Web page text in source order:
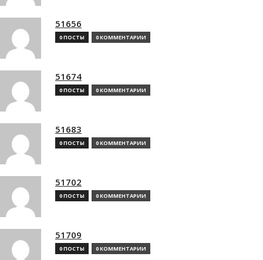
51656
0 ПОСТЫ 0 КОММЕНТАРИИ
51674
0 ПОСТЫ 0 КОММЕНТАРИИ
51683
0 ПОСТЫ 0 КОММЕНТАРИИ
51702
0 ПОСТЫ 0 КОММЕНТАРИИ
51709
0 ПОСТЫ 0 КОММЕНТАРИИ